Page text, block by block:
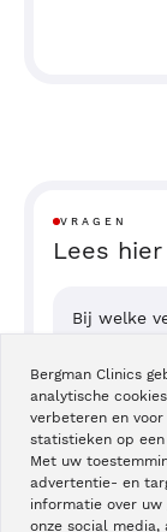
Bergman Clinics
analytische
verbeteren en
statistieken op
Met uw
advertentie- en
informatie over uw
onze social
VRAGEN
Lees
Bij welke
Wat zijn
Als
wat is dan